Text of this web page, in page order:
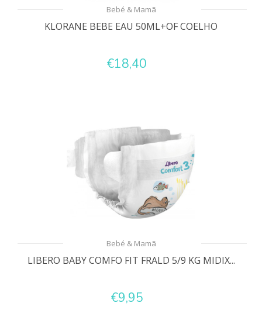
Bebé & Mamã
KLORANE BEBE EAU 50ML+OF COELHO
€18,40
Bebé & Mamã
LIBERO BABY COMFO FIT FRALD 5/9 KG MIDIX...
€9,95